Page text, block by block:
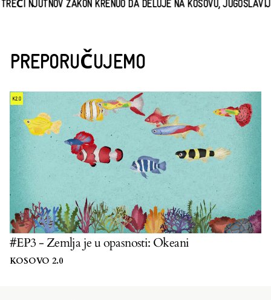
NJUTNOV ZAKON KRENUO DA DELUJE NA KOSOVU, JUGOSLAVIJI JE
PREPORUČUJEMO
#EP3 - Zemlja je u opasnosti: Okeani
KOSOVO 2.0